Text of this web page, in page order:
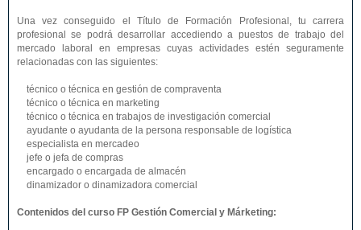
Una vez conseguido el Título de Formación Profesional, tu carrera
profesional se podrá desarrollar accediendo a puestos de trabajo del
mercado laboral en empresas cuyas actividades estén seguramente
relacionadas con las siguientes:
técnico o técnica en gestión de compraventa
técnico o técnica en marketing
técnico o técnica en trabajos de investigación comercial
ayudante o ayudanta de la persona responsable de logística
especialista en mercadeo
jefe o jefa de compras
encargado o encargada de almacén
dinamizador o dinamizadora comercial
Contenidos del curso FP Gestión Comercial y Márketing: